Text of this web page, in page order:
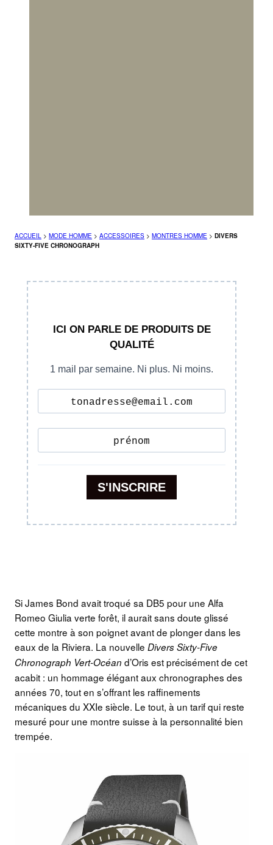
ACCUEIL > MODE HOMME > ACCESSOIRES > MONTRES HOMME > DIVERS
SIXTY-FIVE CHRONOGRAPH
Si James Bond avait troqué sa DB5 pour une Alfa
Romeo Giulia verte forêt, il aurait sans doute glissé
cette montre à son poignet avant de plonger dans les
eaux de la Riviera. La nouvelle Divers Sixty-Five
Chronograph Vert-Océan d’Oris est précisément de cet
acabit : un hommage élégant aux chronographes des
années 70, tout en s’offrant les raffinements
mécaniques du XXIe siècle. Le tout, à un tarif qui reste
mesuré pour une montre suisse à la personnalité bien
trempée.